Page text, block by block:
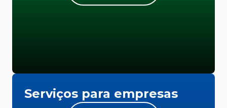
Serviços para empresas